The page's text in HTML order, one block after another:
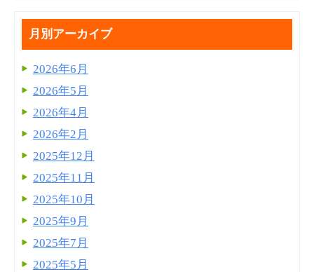
月別アーカイブ
2026年6月
2026年5月
2026年4月
2026年2月
2025年12月
2025年11月
2025年10月
2025年9月
2025年7月
2025年5月